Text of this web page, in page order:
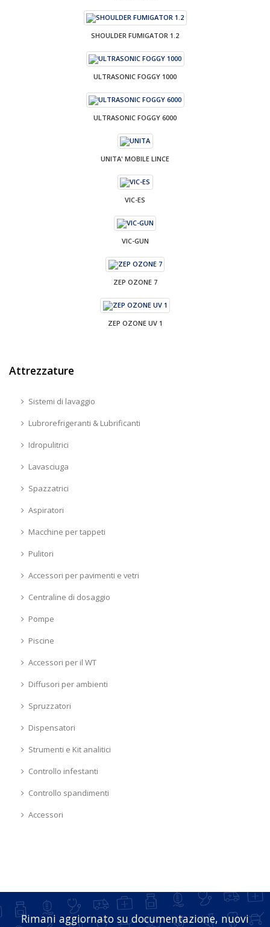
SHOULDER FUMIGATOR 1.2
ULTRASONIC FOGGY 1000
ULTRASONIC FOGGY 6000
UNITA' MOBILE LINCE
VIC-ES
VIC-GUN
ZEP OZONE 7
ZEP OZONE UV 1
Attrezzature
Sistemi di lavaggio
Lubrorefrigeranti & Lubrificanti
Idropulitrici
Lavasciuga
Spazzatrici
Aspiratori
Macchine per tappeti
Pulitori
Accessori per pavimenti e vetri
Centraline di dosaggio
Pompe
Piscine
Accessori per il WT
Diffusori per ambienti
Spruzzatori
Dispensatori
Strumenti e Kit analitici
Controllo infestanti
Controllo spandimenti
Accessori
Rimani aggiornato su documentazione, nuovi